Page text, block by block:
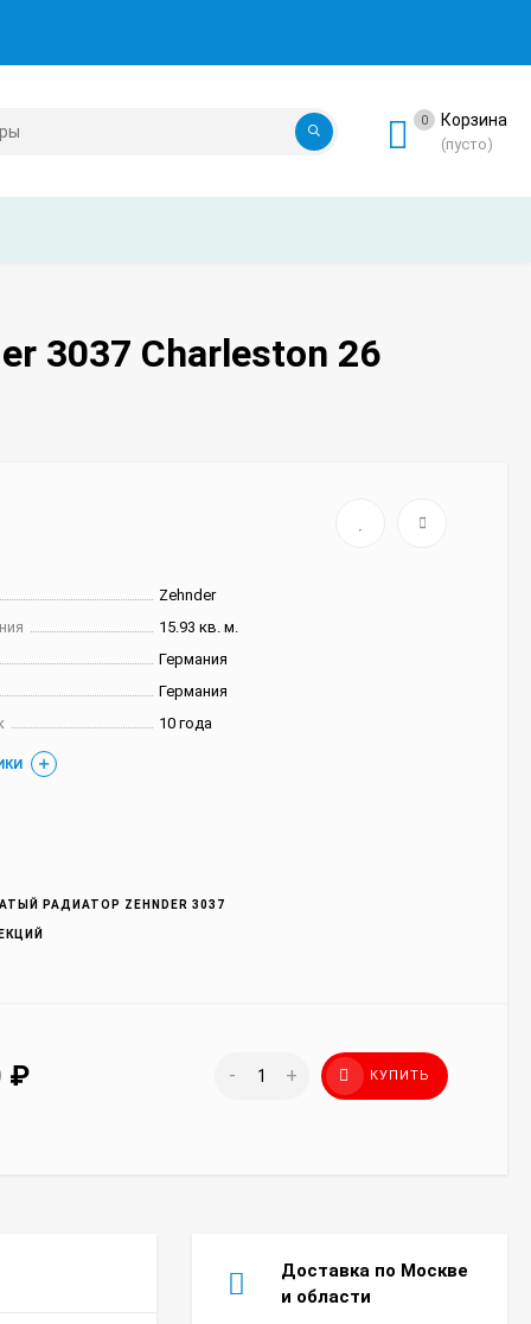
0 Корзина
(пусто)
3037 Charleston 26
Zehnder
15.93 кв. м.
Германия
Германия
10 года
РАДИАТОР ZEHNDER 3037
₽ - + КУПИТЬ
Доставка по Москве
и области